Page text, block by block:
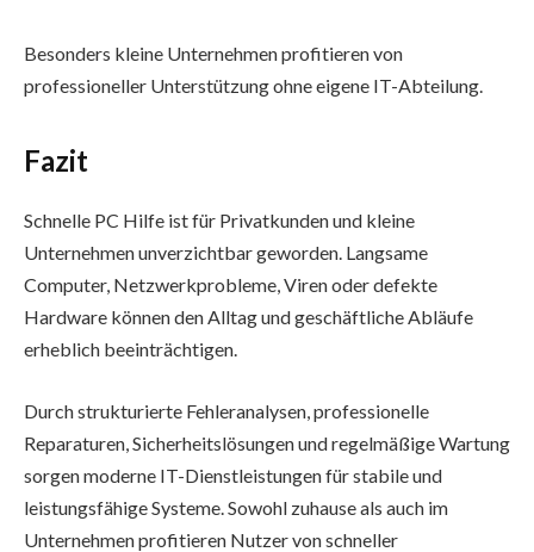
Besonders kleine Unternehmen profitieren von
professioneller Unterstützung ohne eigene IT-Abteilung.
Fazit
Schnelle PC Hilfe ist für Privatkunden und kleine
Unternehmen unverzichtbar geworden. Langsame
Computer, Netzwerkprobleme, Viren oder defekte
Hardware können den Alltag und geschäftliche Abläufe
erheblich beeinträchtigen.
Durch strukturierte Fehleranalysen, professionelle
Reparaturen, Sicherheitslösungen und regelmäßige Wartung
sorgen moderne IT-Dienstleistungen für stabile und
leistungsfähige Systeme. Sowohl zuhause als auch im
Unternehmen profitieren Nutzer von schneller